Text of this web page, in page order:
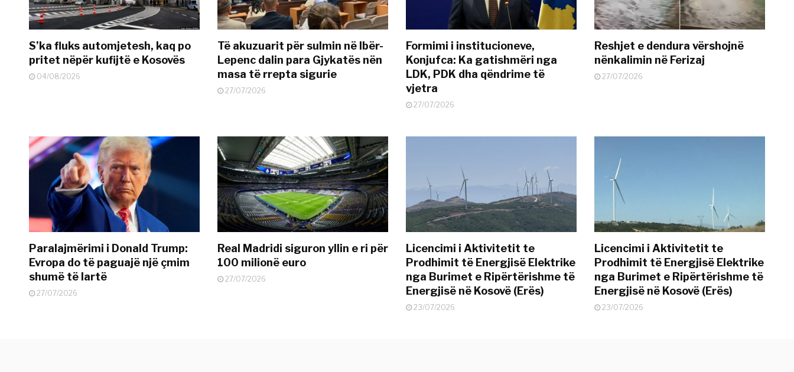
S’ka fluks automjetesh, kaq po
pritet nëpër kufijtë e Kosovës
04/08/2026
Të akuzuarit për sulmin në Ibër-
Lepenc dalin para Gjykatës nën
masa të rrepta sigurie
27/07/2026
Formimi i institucioneve,
Konjufca: Ka gatishmëri nga
LDK, PDK dha qëndrime të
vjetra
27/07/2026
Reshjet e dendura vërshojnë
nënkalimin në Ferizaj
27/07/2026
Paralajmërimi i Donald Trump:
Evropa do të paguajë një çmim
shumë të lartë
27/07/2026
Real Madridi siguron yllin e ri për
100 milionë euro
27/07/2026
Licencimi i Aktivitetit te
Prodhimit të Energjisë Elektrike
nga Burimet e Ripërtërishme të
Energjisë në Kosovë (Erës)
23/07/2026
Licencimi i Aktivitetit te
Prodhimit të Energjisë Elektrike
nga Burimet e Ripërtërishme të
Energjisë në Kosovë (Erës)
23/07/2026